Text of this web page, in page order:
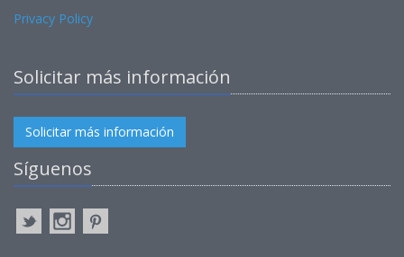
Privacy Policy
Solicitar más información
Solicitar más información
Síguenos